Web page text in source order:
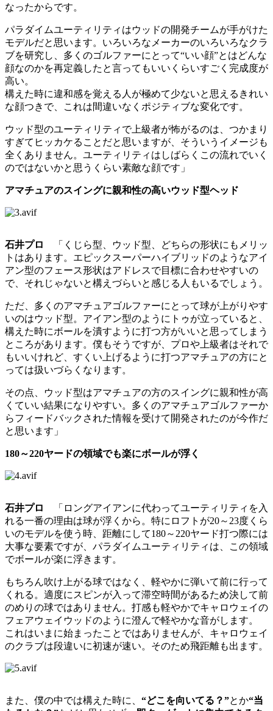
なったからです。
パラダイムユーティリティはウッドの開発チームが手がけた
モデルだと思います。いろいろなメーカーのいろいろなクラ
ブを研究し、多くのゴルファーにとって“いい顔”とはどんな
顔なのかを再定義したと言ってもいいくらいすごく完成度が
高い。
構えた時に違和感を覚える人が極めて少ないと思えるきれい
な顔つきで、これは間違いなくポジティブな変化です。
ウッド型のユーティリティで上級者が怖がるのは、つかまり
すぎてヒッカケることだと思いますが、そういうイメージも
全くありません。ユーティリティはしばらくこの流れでいく
のではないかと思うくらい素敵な顔です」
アマチュアのスイングに親和性の高いウッド型ヘッド
石井プロ
「くじら型、ウッド型、どちらの形状にもメリッ
トはあります。エピックスーパーハイブリッドのようなアイ
アン型のフェース形状はアドレスで目標に合わせやすいの
で、それじゃないと構えづらいと感じる人もいるでしょう。
ただ、多くのアマチュアゴルファーにとって球が上がりやす
いのはウッド型。アイアン型のようにトゥが立っていると、
構えた時にボールを潰すように打つ方がいいと思ってしまう
ところがあります。僕もそうですが、プロや上級者はそれで
もいいけれど、すくい上げるように打つアマチュアの方にと
っては扱いづらくなります。
その点、ウッド型はアマチュアの方のスイングに親和性が高
くていい結果になりやすい。多くのアマチュアゴルファーか
らフィードバックされた情報を受けて開発されたのが今作だ
と思います」
180～220ヤードの領域でも楽にボールが浮く
石井プロ
「ロングアイアンに代わってユーティリティを入
れる一番の理由は球が浮くから。特にロフトが20～23度くら
いのモデルを使う時、距離にして180～220ヤード打つ際には
大事な要素ですが、パラダイムユーティリティは、この領域
でボールが楽に浮きます。
もちろん吹け上がる球ではなく、軽やかに弾いて前に行って
くれる。適度にスピンが入って滞空時間があるため決して前
のめりの球ではありません。打感も軽やかでキャロウェイの
フェアウェイウッドのように澄んで軽やかな音がします。
これはいまに始まったことではありませんが、キャロウェイ
のクラブは段違いに初速が速い。そのため飛距離も出ます。
また、僕の中では構えた時に、 “どこを向いてる？”とか“当